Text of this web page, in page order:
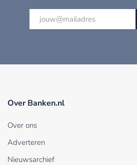
Over Banken.nl
Over ons
Adverteren
Nieuwsarchief